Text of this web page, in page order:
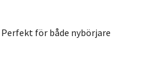
för både nybörjare